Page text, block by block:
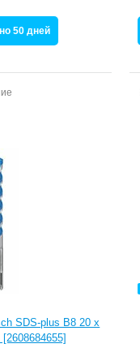
50 дней
SDS-plus B8 20 x